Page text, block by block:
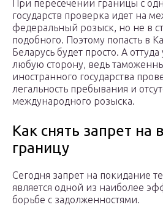
При пересечении границы с
государств проверка идет на
федеральный розыск, но не в
подобного. Поэтому попасть в
Беларусь будет просто. А
любую сторону, ведь
иностранного государства
легальность пребывания и
международного розыска.
Как снять запрет на
границу
Сегодня запрет на покидание
является одной из наиболее
борьбе с задолженностями.